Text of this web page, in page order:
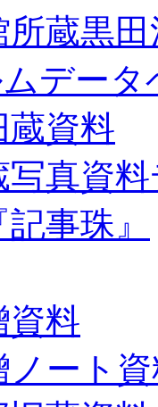
蔵黒
データ
蔵資料
写真資
事珠』
資料
ノート